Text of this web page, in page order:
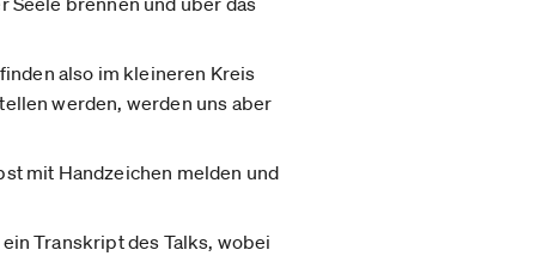
also im kleineren Kreis
werden, werden uns aber
mit Handzeichen melden und
Transkript des Talks, wobei